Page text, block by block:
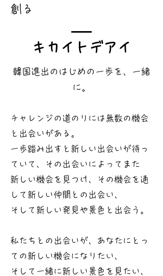
創る
キカイトデアイ
​韓国進出のはじめの一歩を、一緒
に。
チャレンジの道のりには無数の機会
と出会いがある。
一歩踏み出すと新しい出会いが待っ
ていて、その 出会いによってまた
新しい機会を見つけ、その機会を通
して新しい仲間との出会い、
そして新しい発見や景色と出会う。
私たちとの出会いが、
あなたにとっ
ての新しい機会になりたい、
そして一緒に新しい景色を見たい、